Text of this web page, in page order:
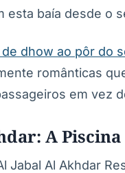
esta baía desde o
dhow ao pôr do
românticas
em vez
A
Jabal Al Akhdar